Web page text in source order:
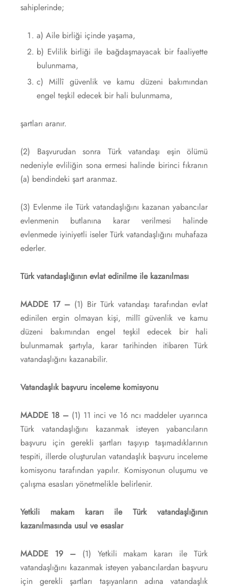
sahiplerinde;
a) Aile birliği içinde yaşama,
b) Evlilik birliği ile bağdaşmayacak bir faaliyette
bulunmama,
c) Millî güvenlik ve kamu düzeni bakımından
engel teşkil edecek bir hali bulunmama,
şartları aranır.
(2) Başvurudan sonra Türk vatandaşı eşin ölümü
nedeniyle evliliğin sona ermesi halinde birinci fıkranın
(a) bendindeki şart aranmaz.
(3) Evlenme ile Türk vatandaşlığını kazanan yabancılar
evlenmenin butlanına karar verilmesi halinde
evlenmede iyiniyetli iseler Türk vatandaşlığını muhafaza
ederler.
Türk vatandaşlığının evlat edinilme ile kazanılması
MADDE 17 – (1) Bir Türk vatandaşı tarafından evlat
edinilen ergin olmayan kişi, millî güvenlik ve kamu
düzeni bakımından engel teşkil edecek bir hali
bulunmamak şartıyla, karar tarihinden itibaren Türk
vatandaşlığını kazanabilir.
Vatandaşlık başvuru inceleme komisyonu
MADDE 18 – (1) 11 inci ve 16 ncı maddeler uyarınca
Türk vatandaşlığını kazanmak isteyen yabancıların
başvuru için gerekli şartları taşıyıp taşımadıklarının
tespiti, illerde oluşturulan vatandaşlık başvuru inceleme
komisyonu tarafından yapılır. Komisyonun oluşumu ve
çalışma esasları yönetmelikle belirlenir.
Yetkili makam kararı ile Türk vatandaşlığının
kazanılmasında usul ve esaslar
MADDE 19 –(1) Yetkili makam kararı ile Türk
vatandaşlığını kazanmak isteyen yabancılardan başvuru
için gerekli şartları taşıyanların adına vatandaşlık